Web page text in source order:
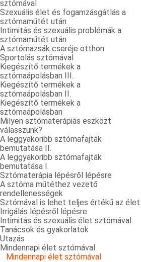
sztómával
Szexuális élet és fogamzásgátlás a
sztómaműtét után
Intimitás és szexuális problémák a
sztómaműtét után
A sztómazsák cseréje otthon
Sportolás sztómával
Kiegészítő termékek a
sztómaápolásban III.
Kiegészítő termékek a
sztómaápolásban II.
Kiegészítő termékek a
sztómaápolásban
Milyen sztómaterápiás eszközt
válasszunk?
A leggyakoribb sztómafajták
bemutatása II.
A leggyakoribb sztómafajták
bemutatása I.
Sztómaterápia lépésről lépésre
A sztóma műtéthez vezető
rendellenességek
Sztómával is lehet teljes értékű az élet
Irrigálás lépésről lépésre
Intimitás és szexuális élet sztómával
Tanácsok és gyakorlatok
Utazás
Mindennapi élet sztómával
Mindennapi élet sztómával